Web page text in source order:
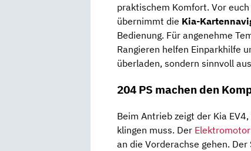
praktischem Komfort. Vor
übernimmt die Kia-
Bedienung. Für angenehme
Rangieren helfen Einparkhilfe
überladen, sondern sinnvoll
204 PS machen den
Beim Antrieb zeigt der Kia
klingen muss. Der Elektromotor
an die Vorderachse gehen.